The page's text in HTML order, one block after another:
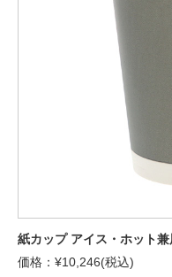
紙カップ アイス・ホット
価格：¥10,246(税込)